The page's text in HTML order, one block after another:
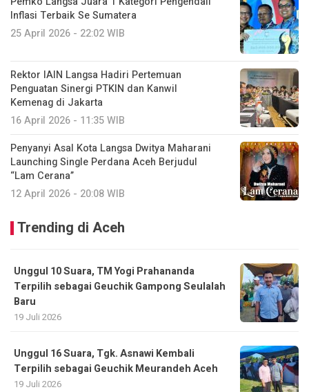
Inflasi Terbaik Se Sumatera
25 April 2026 - 22:02 WIB
Rektor IAIN Langsa Hadiri Pertemuan
Penguatan Sinergi PTKIN dan Kanwil
Kemenag di Jakarta
16 April 2026 - 11:35 WIB
Penyanyi Asal Kota Langsa Dwitya Maharani
Launching Single Perdana Aceh Berjudul
“Lam Cerana”
12 April 2026 - 20:08 WIB
Trending di Aceh
Unggul 10 Suara, TM Yogi Prahananda
Terpilih sebagai Geuchik Gampong Seulalah
Baru
19 Juli 2026
Unggul 16 Suara, Tgk. Asnawi Kembali
Terpilih sebagai Geuchik Meurandeh Aceh
19 Juli 2026